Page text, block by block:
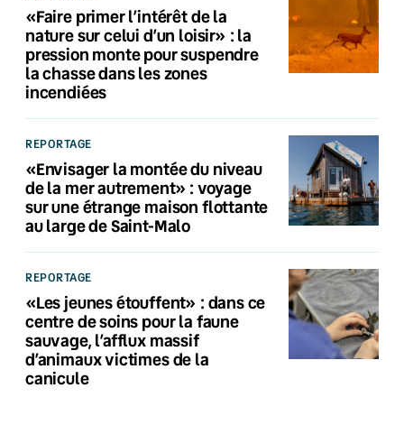
«Faire primer l’intérêt de la
nature sur celui d’un loisir» : la
pression monte pour suspendre
la chasse dans les zones
incendiées
REPORTAGE
«Envisager la montée du niveau
de la mer autrement» : voyage
sur une étrange maison flottante
au large de Saint-Malo
REPORTAGE
«Les jeunes étouffent» : dans ce
centre de soins pour la faune
sauvage, l’afflux massif
d’animaux victimes de la
canicule